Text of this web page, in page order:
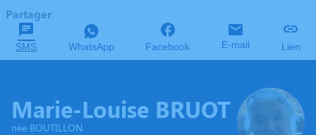
Partager
SMS WhatsApp Facebook E-mail Lien
Marie-Louise BRUOT
née BOUTILLON